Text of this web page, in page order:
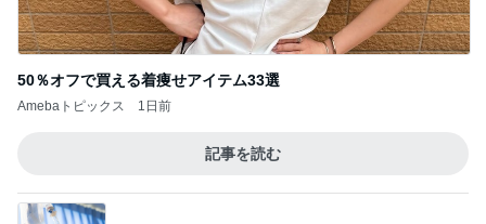
50％オフで買える着痩せアイテム33選
Amebaトピックス 1日前
記事を読む